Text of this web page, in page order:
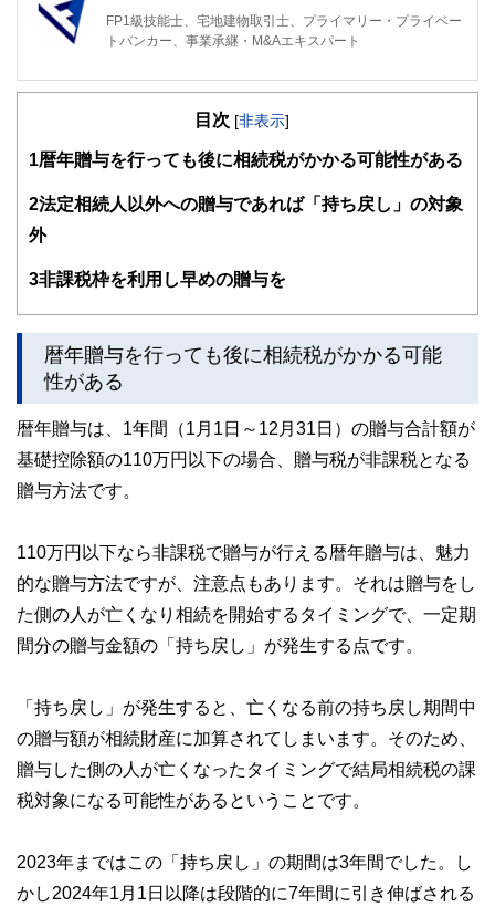
FP1級技能士、宅地建物取引士、プライマリー・プライベー
トバンカー、事業承継・M&Aエキスパート
目次 [非表示]
1 暦年贈与を行っても後に相続税がかかる可能性がある
2法定相続人以外への贈与であれば「持ち戻し」の対象
外
3非課税枠を利用し早めの贈与を
暦年贈与を行っても後に相続税がかかる可能
性がある
暦年贈与は、1年間（1月1日～12月31日）の贈与合計額が
基礎控除額の110万円以下の場合、贈与税が非課税となる
贈与方法です。
110万円以下なら非課税で贈与が行える暦年贈与は、魅力
的な贈与方法ですが、注意点もあります。それは贈与をし
た側の人が亡くなり相続を開始するタイミングで、一定期
間分の贈与金額の「持ち戻し」が発生する点です。
「持ち戻し」が発生すると、亡くなる前の持ち戻し期間中
の贈与額が相続財産に加算されてしまいます。そのため、
贈与した側の人が亡くなったタイミングで結局相続税の課
税対象になる可能性があるということです。
2023年まではこの「持ち戻し」の期間は3年間でした。し
かし2024年1月1日以降は段階的に7年間に引き伸ばされる